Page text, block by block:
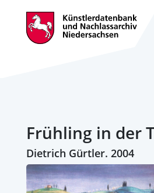
Frühling in der
Dietrich Gürtler. 2004